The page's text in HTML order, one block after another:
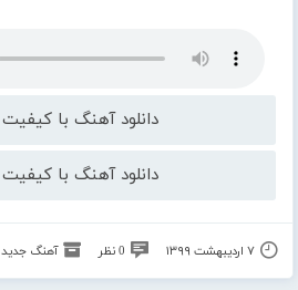
دانلود آهنگ با کیفیت 320
دانلود آهنگ با کیفیت 128
۷ اردیبهشت ۱۳۹۹ 0 نظر آهنگ جدید